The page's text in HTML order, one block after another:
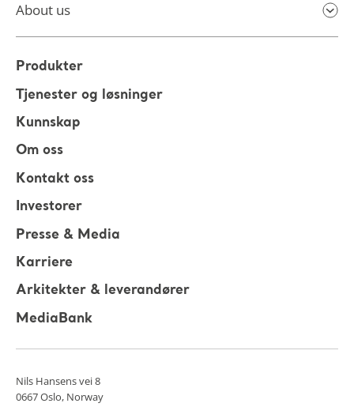
About us
Produkter
Tjenester og løsninger
Kunnskap
Om oss
Kontakt oss
Investorer
Presse & Media
Karriere
Arkitekter & leverandører
MediaBank
Nils Hansens vei 8
0667 Oslo, Norway